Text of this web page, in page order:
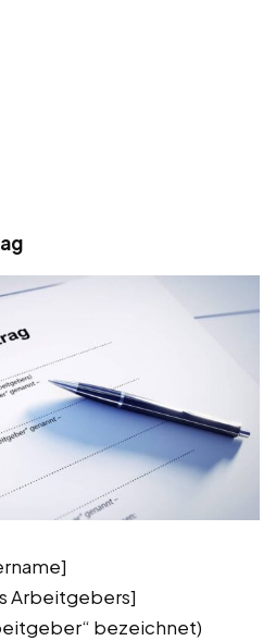
Arbeitgebers]
bezeichnet)